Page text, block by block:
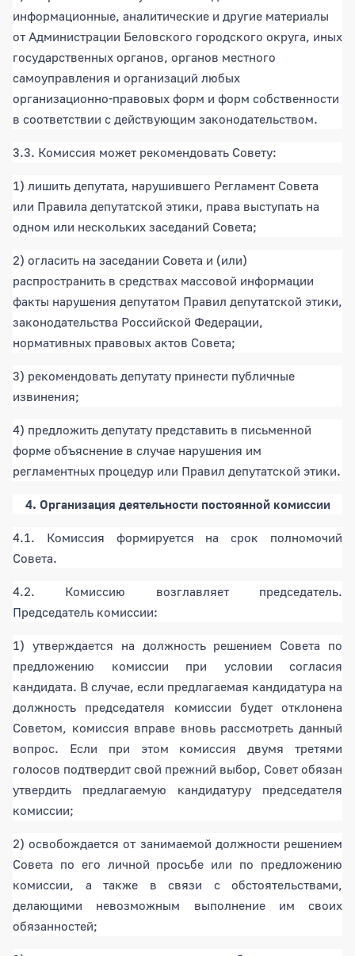
информационные, аналитические и другие материалы
от Администрации Беловского городского округа, иных
государственных органов, органов местного
самоуправления и организаций любых
организационно-правовых форм и форм собственности
в соответствии с действующим законодательством.
3.3. Комиссия может рекомендовать Совету:
1) лишить депутата, нарушившего Регламент Совета
или Правила депутатской этики, права выступать на
одном или нескольких заседаний Совета;
2) огласить на заседании Совета и (или)
распространить в средствах массовой информации
факты нарушения депутатом Правил депутатской этики,
законодательства Российской Федерации,
нормативных правовых актов Совета;
3) рекомендовать депутату принести публичные
извинения;
4) предложить депутату представить в письменной
форме объяснение в случае нарушения им
регламентных процедур или Правил депутатской этики.
4. Организация деятельности постоянной комиссии
4.1. Комиссия формируется на срок полномочий
Совета.
4.2. Комиссию возглавляет председатель.
Председатель комиссии:
1) утверждается на должность решением Совета по
предложению комиссии при условии согласия
кандидата. В случае, если предлагаемая кандидатура на
должность председателя комиссии будет отклонена
Советом, комиссия вправе вновь рассмотреть данный
вопрос. Если при этом комиссия двумя третями
голосов подтвердит свой прежний выбор, Совет обязан
утвердить предлагаемую кандидатуру председателя
комиссии;
2) освобождается от занимаемой должности решением
Совета по его личной просьбе или по предложению
комиссии, а также в связи с обстоятельствами,
делающими невозможным выполнение им своих
обязанностей;